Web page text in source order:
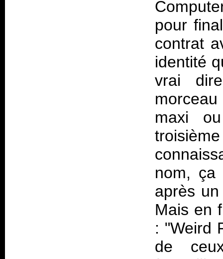
pour
contrat
identité
vrai
maxi
nom,
après
Mais en
: "Weird
de